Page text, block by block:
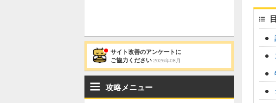
サイト改善のアンケートに
ご協力ください 2026年08月
攻略メニュー